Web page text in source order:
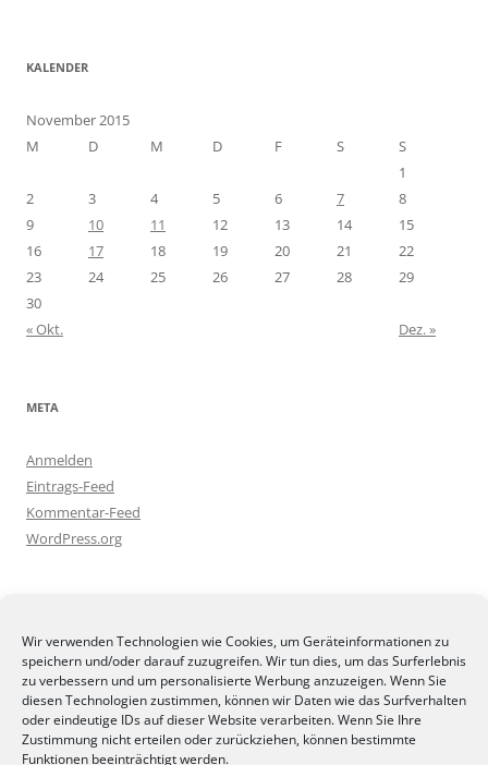
Wir verwenden Technologien wie Cookies, um Geräteinformationen zu
speichern und/oder darauf zuzugreifen. Wir tun dies, um das Surferlebnis
zu verbessern und um personalisierte Werbung anzuzeigen. Wenn Sie
diesen Technologien zustimmen, können wir Daten wie das Surfverhalten
oder eindeutige IDs auf dieser Website verarbeiten. Wenn Sie Ihre
Zustimmung nicht erteilen oder zurückziehen, können bestimmte
Funktionen beeinträchtigt werden.
KALENDER
November 2015
M
D M D F S
S
1
2
3 4 5 6 7
8
9
10 11 12 13 14
15
16
17 18 19 20 21
22
23
24 25 26 27 28
29
30
« Okt.
Dez. »
META
Anmelden
Eintrags-Feed
Kommentar-Feed
WordPress.org
BLOGGERAMT